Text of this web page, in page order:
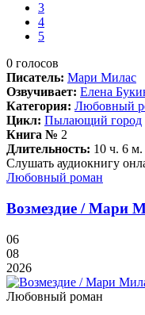
3
4
5
0 голосов
Писатель: Мари Милас
Озвучивает: Елена
Категория: Любовный
Цикл: Пылающий город
Книга № 2
Длительность: 10 ч. 6 м.
Слушать аудиокнигу
Любовный роман
Возмездие / Мари
06
08
2026
Любовный роман